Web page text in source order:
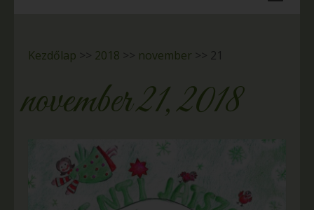
Kezdőlap >> 2018 >> november >> 21
november 21, 2018